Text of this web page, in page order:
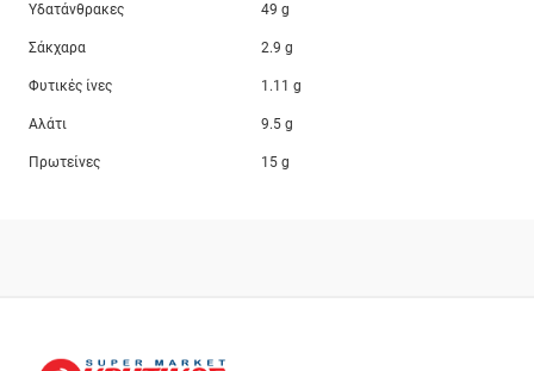
Υδατάνθρακες 49 g
Σάκχαρα 2.9 g
Φυτικές ίνες 1.11 g
Αλάτι 9.5 g
Πρωτείνες 15 g